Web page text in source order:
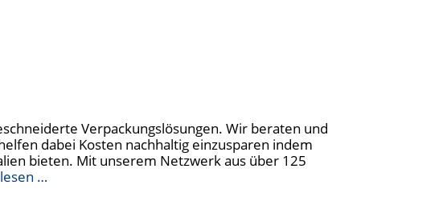
Verpackungslösungen. Wir beraten und
dabei Kosten nachhaltig einzusparen indem
bieten. Mit unserem Netzwerk aus über 125
…